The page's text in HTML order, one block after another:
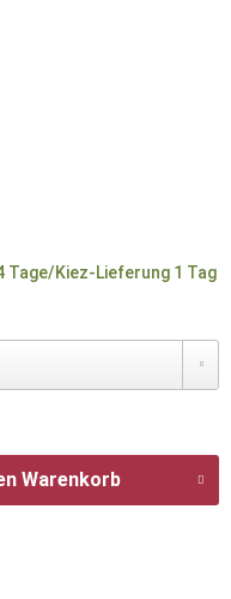
Kiez-Lieferung 1 Tag
Warenkorb